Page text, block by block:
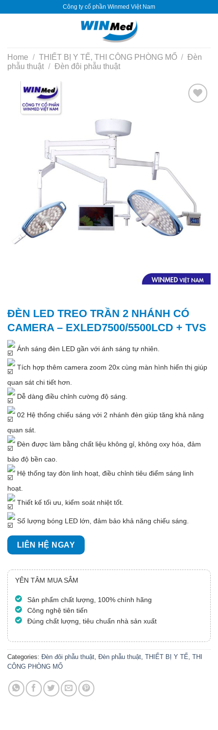
Công ty cổ phần Winmed Việt Nam
Home / THIẾT BỊ Y TẾ, THI CÔNG PHÒNG MỔ / Đèn
phẫu thuật / Đèn đôi phẫu thuật
ĐÈN LED TREO TRẦN 2 NHÁNH CÓ
CAMERA – EXLED7500/5500LCD + TVS
Ánh sáng đèn LED gần với ánh sáng tự nhiên.
Tích hợp thêm camera zoom 20x cùng màn hình hiển thị giúp
quan sát chi tiết hơn.
Dễ dàng điều chỉnh cường độ sáng.
02 Hệ thống chiếu sáng với 2 nhánh đèn giúp tăng khả năng
quan sát.
Đèn được làm bằng chất liệu không gỉ, không oxy hóa, đảm
bảo độ bền cao.
Hệ thống tay đòn linh hoạt, điều chỉnh tiêu điểm sáng linh
hoạt.
Thiết kế tối ưu, kiểm soát nhiệt tốt.
Số lượng bóng LED lớn, đảm bảo khả năng chiếu sáng.
LIÊN HỆ NGAY
YÊN TÂM MUA SẮM
Sản phẩm chất lượng, 100% chính hãng
Công nghệ tiên tiến
Đúng chất lượng, tiêu chuẩn nhà sản xuất
Categories: Đèn đôi phẫu thuật Đèn phẫu thuật THIẾT BỊ Y TẾ, THI
CÔNG PHÒNG MỔ